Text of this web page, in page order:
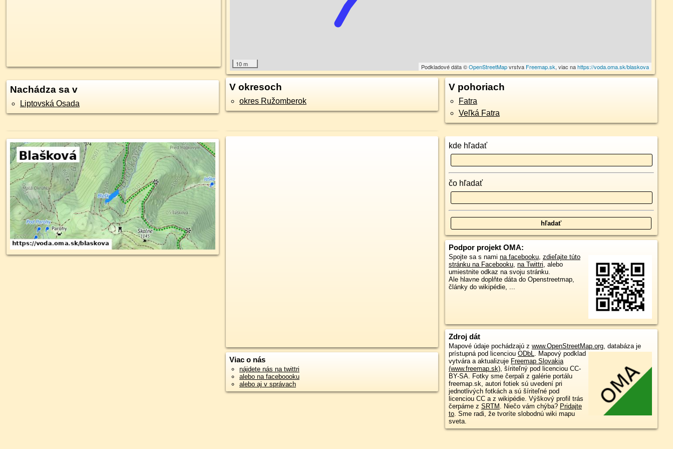
10 m Podkladové dáta ©OpenStreetMapvrstva Freemap.sk, viac nahttps://voda.oma.sk/blaskova
Nachádza sa v
Liptovská Osada
V okresoch
okres Ružomberok
V pohoriach
Fatra
Veľká Fatra
Viac o nás
nájdete nás na twittri
alebo na faceboooku
alebo aj v správach
kde hľadať
čo hľadať
Podpor projekt OMA:
Spojte sa s nami na facebooku, zdieľajte túto
stránku na Facebooku, na Twittri, alebo
umiestnite odkaz na svoju stránku.
Ale hlavne doplňte dáta do Openstreetmap,
články do wikipédie, ...
Zdroj dát
Mapové údaje pochádzajú z www.OpenStreetMap.org, databáza je
prístupná pod licenciou ODbL. Mapový podklad
vytvára a aktualizuje Freemap Slovakia
(www.freemap.sk), šíriteľný pod licenciou CC-
BY-SA. Fotky sme čerpali z galérie portálu
freemap.sk, autori fotiek sú uvedení pri
jednotlivých fotkách a sú šíriteľné pod
licenciou CC a z wikipédie. Výškový profil trás
čerpáme z SRTM . Niečo vám chýba? Pridajte
to. Sme radi, že tvoríte slobodnú wiki mapu
sveta.